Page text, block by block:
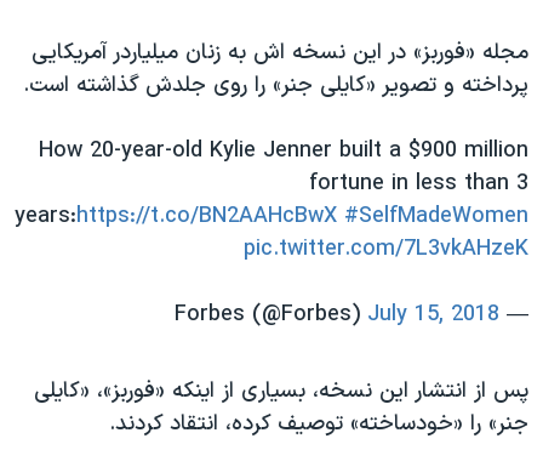
مجله «فوربز» در این نسخه اش به زنان میلیاردر آمریکایی
پرداخته و تصویر «کایلی جنر» را روی جلدش گذاشته است.
How 20-year-old Kylie Jenner built a $900 million
fortune in less than 3
years:https://t.co/BN2AAHcBwX #SelfMadeWomen
pic.twitter.com/7L3vkAHzeK
— Forbes (@Forbes)
July 15, 2018
پس از انتشار این نسخه، بسیاری از اینکه «فوربز»، «کایلی
جنر» را «خودساخته» توصیف کرده، انتقاد کردند.